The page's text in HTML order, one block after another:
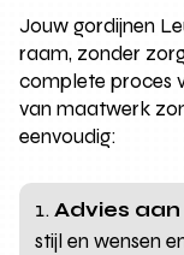
Jouw gordijnen
raam, zonder
complete proces
van maatwerk
eenvoudig:
Advies aan
stijl en wensen